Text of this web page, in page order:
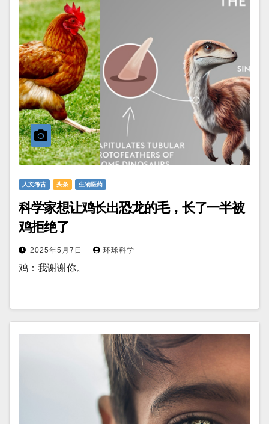
人文考古 头条 生物医药
科学家想让鸡长出恐龙的毛，长了一半被
鸡拒绝了
2025年5月7日 环球科学
鸡：我谢谢你。